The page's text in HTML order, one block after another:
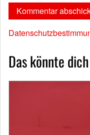
Das könnte